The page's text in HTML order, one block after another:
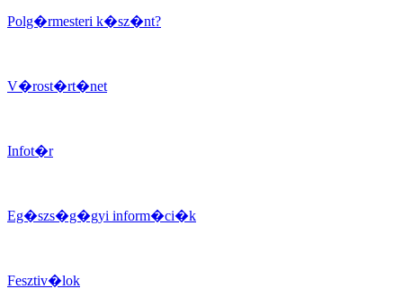
Polg�rmesteri k�sz�nt?
V�rost�rt�net
Infot�r
Eg�szs�g�gyi inform�ci�k
Fesztiv�lok